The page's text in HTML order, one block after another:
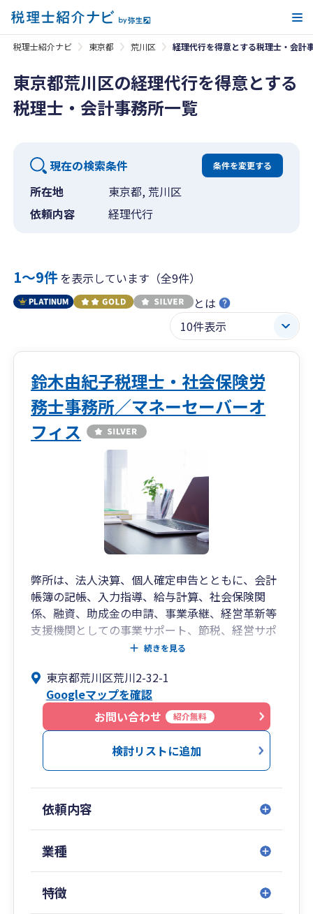
税理士紹介ナビ 東京都 荒川区 経理代行を得意とする税理士・会計
東京都荒川区の経理代行を得意とする
税理士・会計事務所一覧
現在の検索条件 条件を変更する
所在地
東京都, 荒川区
依頼内容
経理代行
1〜9件を表示しています（全9件）
とは
鈴木由紀子税理士・社会保険労
務士事務所／マネーセーバーオ
フィス
弊所は、法人決算、個人確定申告とともに、会計
帳簿の記帳、入力指導、給与計算、社会保険関
係、融資、助成金の申請、事業承継、経営革新等
支援機関としての事業サポート、節税、経営サポ
ートのほか、個人の相続や贈与も含め、リーズナ
保険労務士のダブル資格により、経営には欠かせ
ない経理と人事の両サイドから御社の事業発展に
尽くします。ご契約の前に対面のご面談も承って
おりますので、契約前の不安解消、相見積での検
討も可能です。副業を検討中の方、日中は都合の
つかない方は、土日や夜間のご相談をご予約くだ
んの方からのお問合せをお待ちしております。弊
所ホームページ http://mso-t.com/
続きを見る
東京都荒川区荒川2-32-1
Googleマップを確認
お問い合わせ
紹介無料
検討リストに追加
依頼内容
業種
特徴